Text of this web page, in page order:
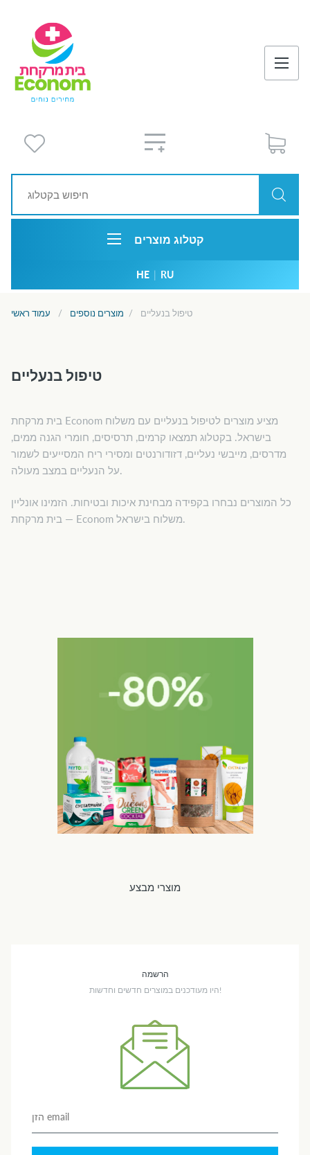
קטלוג מוצרים
HE | RU
עמוד ראשי מוצרים נוספים טיפול בנעליים
טיפול בנעליים
בית מרקחת Econom מציע מוצרים לטיפול בנעליים עם משלוח
בישראל. בקטלוג תמצאו קרמים, תרסיסים, חומרי הגנה ממים,
מדרסים, מייבשי נעליים, דזודורנטים ומסירי ריח המסייעים לשמור
על הנעליים במצב מעולה.
כל המוצרים נבחרו בקפידה מבחינת איכות ובטיחות. הזמינו אונליין
— בית מרקחת Econom משלוח בישראל.
מוצרי מבצע
הרשמה
היו מעודכנים במוצרים חדשים וחדשות!